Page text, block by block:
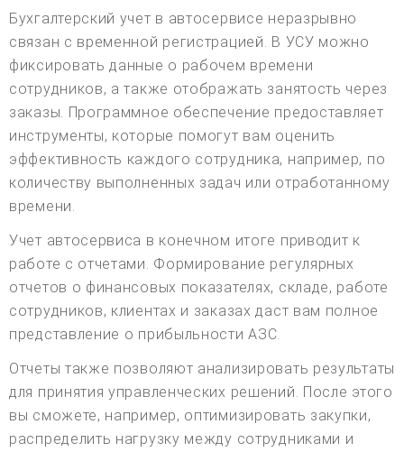
Бухгалтерский учет в автосервисе неразрывно
связан с временной регистрацией. В УСУ можно
фиксировать данные о рабочем времени
сотрудников, а также отображать занятость через
заказы. Программное обеспечение предоставляет
инструменты, которые помогут вам оценить
эффективность каждого сотрудника, например, по
количеству выполненных задач или отработанному
времени.
Учет автосервиса в конечном итоге приводит к
работе с отчетами. Формирование регулярных
отчетов о финансовых показателях, складе, работе
сотрудников, клиентах и заказах даст вам полное
представление о прибыльности АЗС.
Отчеты также позволяют анализировать результаты
для принятия управленческих решений. После этого
вы сможете, например, оптимизировать закупки,
распределить нагрузку между сотрудниками и